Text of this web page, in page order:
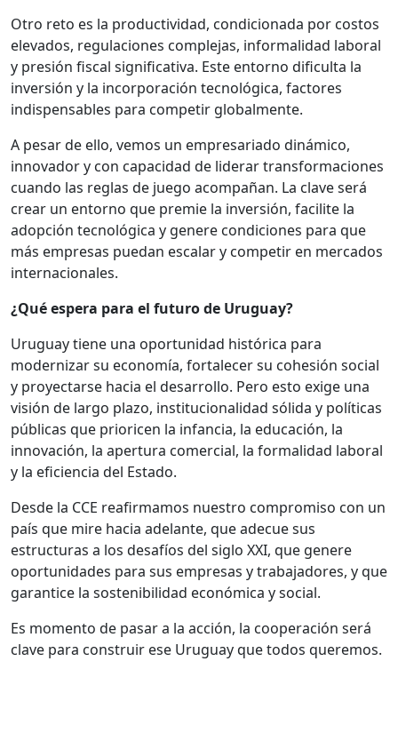
Otro reto es la productividad, condicionada por costos
elevados, regulaciones complejas, informalidad laboral
y presión fiscal significativa. Este entorno dificulta la
inversión y la incorporación tecnológica, factores
indispensables para competir globalmente.
A pesar de ello, vemos un empresariado dinámico,
innovador y con capacidad de liderar transformaciones
cuando las reglas de juego acompañan. La clave será
crear un entorno que premie la inversión, facilite la
adopción tecnológica y genere condiciones para que
más empresas puedan escalar y competir en mercados
internacionales.
¿Qué espera para el futuro de Uruguay?
Uruguay tiene una oportunidad histórica para
modernizar su economía, fortalecer su cohesión social
y proyectarse hacia el desarrollo. Pero esto exige una
visión de largo plazo, institucionalidad sólida y políticas
públicas que prioricen la infancia, la educación, la
innovación, la apertura comercial, la formalidad laboral
y la eficiencia del Estado.
Desde la CCE reafirmamos nuestro compromiso con un
país que mire hacia adelante, que adecue sus
estructuras a los desafíos del siglo XXI, que genere
oportunidades para sus empresas y trabajadores, y que
garantice la sostenibilidad económica y social.
Es momento de pasar a la acción, la cooperación será
clave para construir ese Uruguay que todos queremos.